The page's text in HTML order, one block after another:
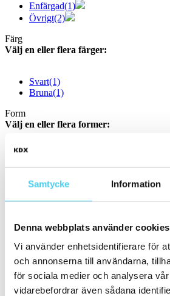
Samtycke Information
Denna webbplats använder cookies
Vi använder enhetsidentifierare för
och annonserna till användarna,
för sociala medier och analysera
vidarebefordrar även sådana
Enfärgad(1)
Övrigt(2)
Färg
Välj en eller flera färger:
Svart(1)
Bruna(1)
Form
Välj en eller flera former:
Storlek
Filtrera efter storlek:
Små (5 - 20 cm) (28)
ca 10x(13)
10x10 cm(12)
ca 10x60 cm(1)
10x60 cm(1)